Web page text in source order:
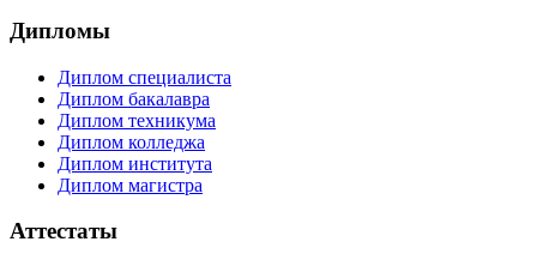
Дипломы
Диплом специалиста
Диплом бакалавра
Диплом техникума
Диплом колледжа
Диплом института
Диплом магистра
Аттестаты